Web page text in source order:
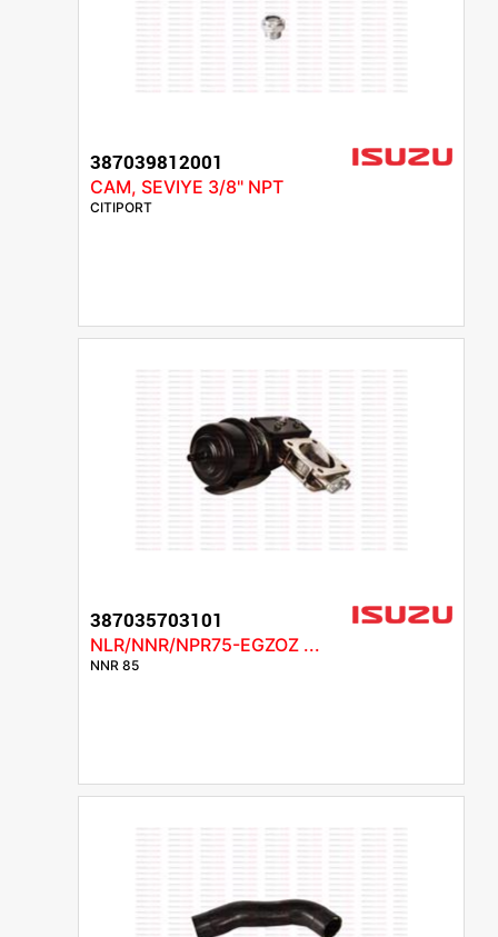
387039812001
CAM, SEVIYE 3/8" NPT
CITIPORT
387035703101
NLR/NNR/NPR75-EGZOZ ...
NNR 85